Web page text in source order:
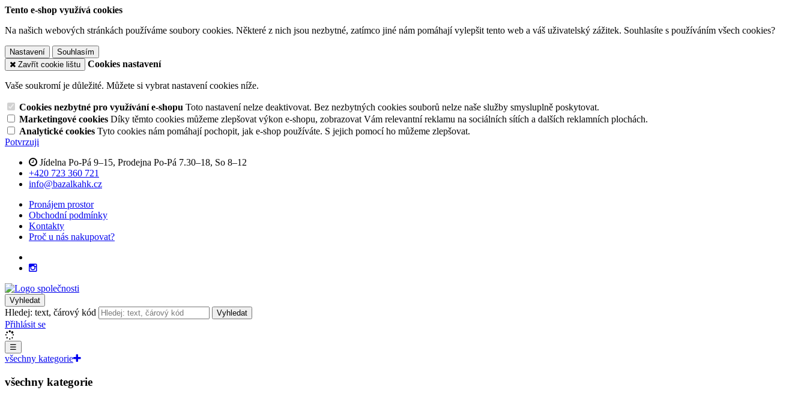
Tento e-shop využívá cookies
Na našich webových stránkách používáme soubory cookies. Některé z nich jsou nezbytné, zatímco jiné nám pomáhají vylepšit tento web a váš uživatelský zážitek. Souhlasíte s používáním všech cookies?
Nastavení
Souhlasím
Zavřít cookie lištu
Cookies nastavení
Vaše soukromí je důležité. Můžete si vybrat nastavení cookies níže.
Cookies nezbytné pro využívání e-shopu Toto nastavení nelze deaktivovat. Bez nezbytných cookies souborů nelze naše služby smysluplně poskytovat.
Marketingové cookies Díky těmto cookies můžeme zlepšovat výkon e-shopu, zobrazovat Vám relevantní reklamu na sociálních sítích a dalších reklamních plochách.
Analytické cookies Tyto cookies nám pomáhají pochopit, jak e-shop používáte. S jejich pomocí ho můžeme zlepšovat.
Potvrzuji
Jídelna Po-Pá 9–15, Prodejna Po-Pá 7.30–18, So 8–12
+420 723 360 721
info@bazalkahk.cz
Pronájem prostor
Obchodní podmínky
Kontakty
Proč u nás nakupovat?
Vyhledat
Hledej: text, čárový kód Vyhledat
Přihlásit se
☰
všechny kategorie
všechny kategorie